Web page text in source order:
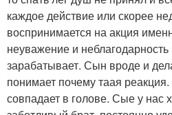
каждое действие или скорее
воспринимается на акция
неуважение и неблагодарность
зарабатывает. Сын вроде и
понимает почему таая
совпадает в голове. Сые у нас